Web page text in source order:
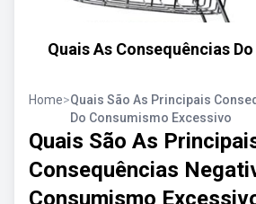
Quais As Consequências
Home>Quais São As Principais
Do Consumismo Excessivo
Quais São As
Consequências
Consumismo